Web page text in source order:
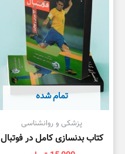
تمام شده
پزشکی و روانشناسی
کتاب بدنسازی کامل در فوتبال